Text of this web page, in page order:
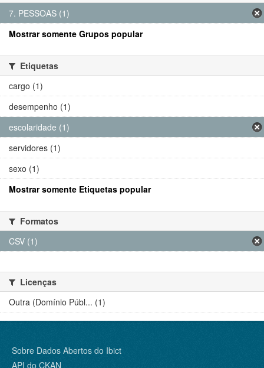
7. PESSOAS (1)
Mostrar somente Grupos popular
Etiquetas
cargo (1)
desempenho (1)
escolaridade (1)
servidores (1)
sexo (1)
Mostrar somente Etiquetas popular
Formatos
CSV (1)
Licenças
Outra (Domínio Públ... (1)
Sobre Dados Abertos do Ibict
API do CKAN